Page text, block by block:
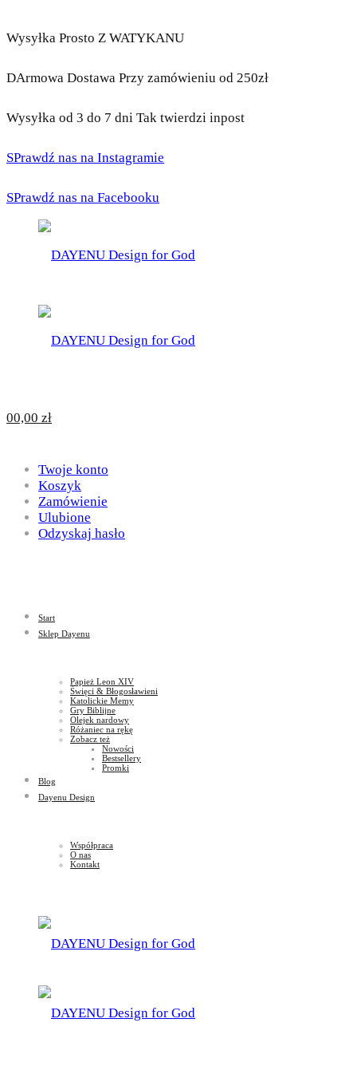
Wysyłka Prosto Z WATYKANU
DArmowa Dostawa Przy zamówieniu od 250zł
Wysyłka od 3 do 7 dni Tak twierdzi inpost
SPrawdź nas na Instagramie
SPrawdź nas na Facebooku
for
God
DAYENU
Design
God
00,00 zł
Twoje konto
Koszyk
Zamówienie
Ulubione
Odzyskaj hasło
Start
Sklep Dayenu
Papież Leon XIV
Święci & Błogosławieni
Katolickie Memy
Gry Biblijne
Olejek nardowy
Różaniec na rękę
Zobacz też
Nowości
Bestsellery
Promki
Blog
Dayenu Design
Współpraca
O nas
Kontakt